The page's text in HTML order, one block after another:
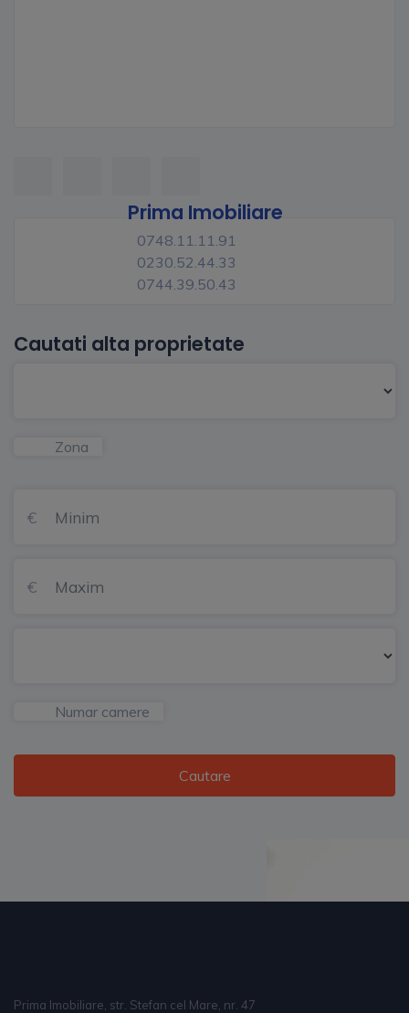
Prima Imobiliare
0748.11.11.91
0230.52.44.33
0744.39.50.43
Cautati alta proprietate
Zona
Numar camere
Cautare
Prima Imobiliare, str. Stefan cel Mare, nr. 47